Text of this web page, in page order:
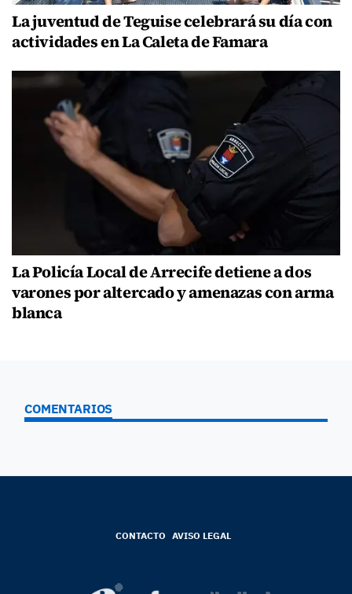
La juventud de Teguise celebrará su día con
actividades en La Caleta de Famara
La Policía Local de Arrecife detiene a dos
varones por altercado y amenazas con arma
blanca
COMENTARIOS
CONTACTO AVISO LEGAL